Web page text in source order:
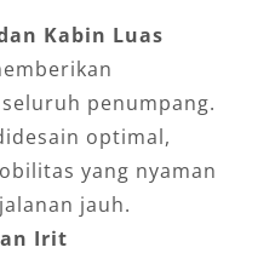
Kabin Luas
penumpang.
optimal,
yang nyaman
jauh.
Irit